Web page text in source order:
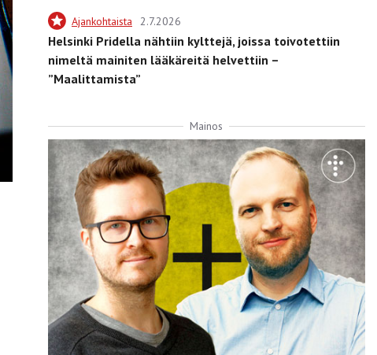
Ajankohtaista 2.7.2026
Helsinki Pridella nähtiin kylttejä, joissa toivotettiin
nimeltä mainiten lääkäreitä helvettiin –
”Maalittamista”
Mainos